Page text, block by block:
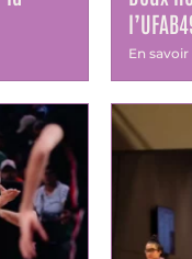
En savoir